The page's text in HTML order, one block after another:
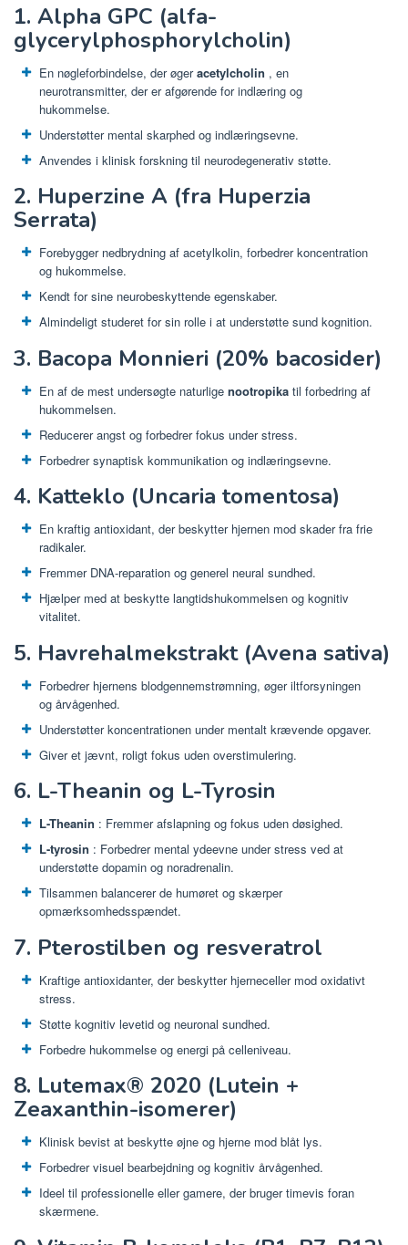
1. Alpha GPC (alfa-
glycerylphosphorylcholin)
En nøgleforbindelse, der øgeracetylcholin , en
neurotransmitter, der er afgørende for indlæring og
hukommelse.
Understøtter mental skarphed og indlæringsevne.
Anvendes i klinisk forskning til neurodegenerativ støtte.
2. Huperzine A (fra Huperzia
Serrata)
Forebygger nedbrydning af acetylkolin, forbedrer koncentration
og hukommelse.
Kendt for sine neurobeskyttende egenskaber.
Almindeligt studeret for sin rolle i at understøtte sund kognition.
3. Bacopa Monnieri (20% bacosider)
En af de mest undersøgte naturlige nootropika til forbedring af
hukommelsen.
Reducerer angst og forbedrer fokus under stress.
Forbedrer synaptisk kommunikation og indlæringsevne.
4. Katteklo (Uncaria tomentosa)
En kraftig antioxidant, der beskytter hjernen mod skader fra frie
radikaler.
Fremmer DNA-reparation og generel neural sundhed.
Hjælper med at beskytte langtidshukommelsen og kognitiv
vitalitet.
5. Havrehalmekstrakt (Avena sativa)
Forbedrer hjernens blodgennemstrømning, øger iltforsyningen
og årvågenhed.
Understøtter koncentrationen under mentalt krævende opgaver.
Giver et jævnt, roligt fokus uden overstimulering.
6. L-Theanin og L-Tyrosin
L-Theanin : Fremmer afslapning og fokus uden døsighed.
L-tyrosin : Forbedrer mental ydeevne under stress ved at
understøtte dopamin og noradrenalin.
Tilsammen balancerer de humøret og skærper
opmærksomhedsspændet.
7. Pterostilben og resveratrol
Kraftige antioxidanter, der beskytter hjerneceller mod oxidativt
stress.
Støtte kognitiv levetid og neuronal sundhed.
Forbedre hukommelse og energi på celleniveau.
8. Lutemax® 2020 (Lutein +
Zeaxanthin-isomerer)
Klinisk bevist at beskytte øjne og hjerne mod blåt lys.
Forbedrer visuel bearbejdning og kognitiv årvågenhed.
Ideel til professionelle eller gamere, der bruger timevis foran
skærmene.